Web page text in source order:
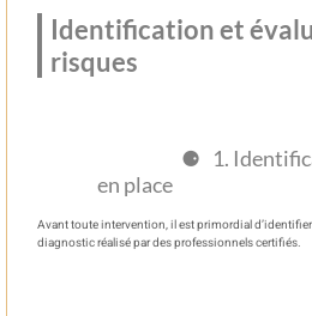
Identification et
risques
1.
en place
Avant toute intervention, il est primordial d’identifier
diagnostic réalisé par des professionnels certifiés.